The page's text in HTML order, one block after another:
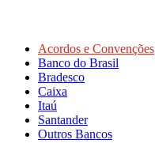
Acordos e Convenções
Banco do Brasil
Bradesco
Caixa
Itaú
Santander
Outros Bancos